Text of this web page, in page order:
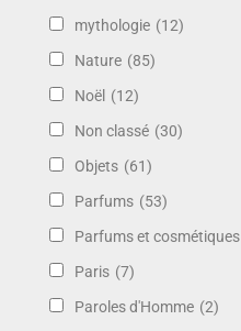
mythologie (12)
Nature (85)
Noël (12)
Non classé (30)
Objets (61)
Parfums (53)
Parfums et cosmétiques
Paris (7)
Paroles d'Homme (2)